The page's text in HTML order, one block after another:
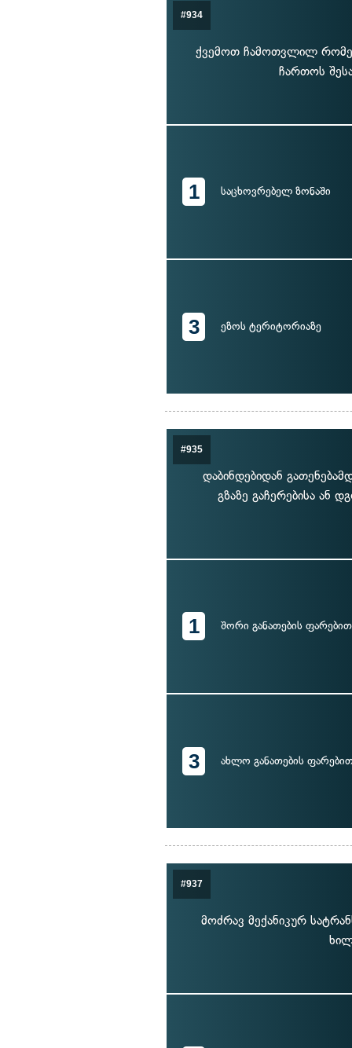
#934
ქვემოთ ჩამოთვლილ
ჩართოს
1 საცხოვრებელ ზონაში
3 ეზოს ტერიტორიაზე
#935
დაბინდებიდან
გზაზე გაჩერებისა ან
1 შორი განათების ფარებით
3 ახლო განათების
#937
მოძრავ მექანიკურ